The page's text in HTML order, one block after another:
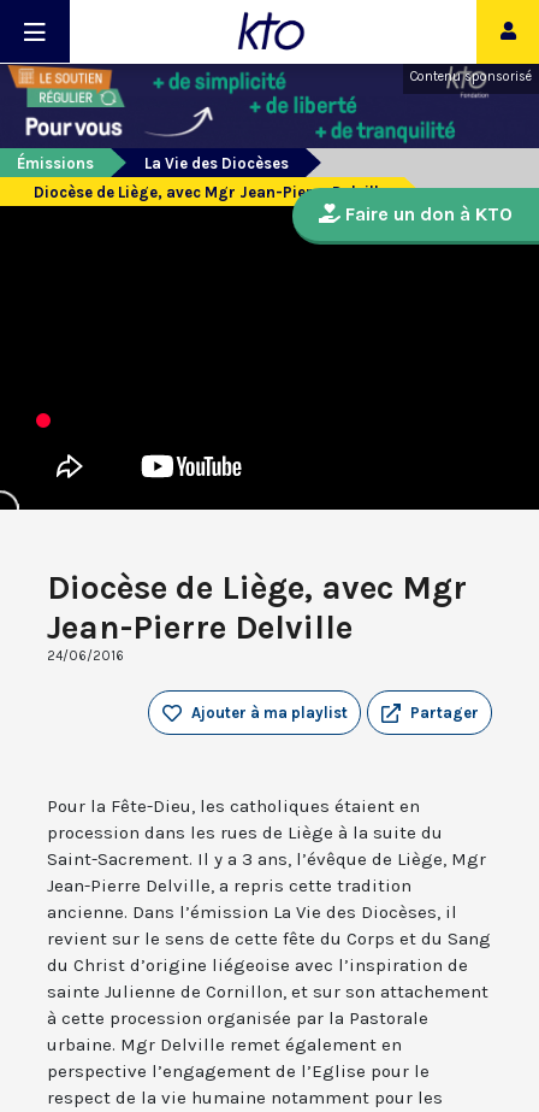
Contenu sponsorisé
Émissions
La Vie des Diocèses
Diocèse de Liège, avec Mgr Jean-Pierre Delville
Diocèse de Liège, avec Mgr
Jean-Pierre Delville
24/06/2016
Partager
Ajouter à ma playlist
Pour la Fête-Dieu, les catholiques étaient en
procession dans les rues de Liège à la suite du
Saint-Sacrement. Il y a 3 ans, l’évêque de Liège, Mgr
Jean-Pierre Delville, a repris cette tradition
ancienne. Dans l’émission La Vie des Diocèses, il
revient sur le sens de cette fête du Corps et du Sang
du Christ d’origine liégeoise avec l’inspiration de
sainte Julienne de Cornillon, et sur son attachement
à cette procession organisée par la Pastorale
urbaine. Mgr Delville remet également en
perspective l’engagement de l’Eglise pour le
respect de la vie humaine notamment pour les
Faire un don à KTO